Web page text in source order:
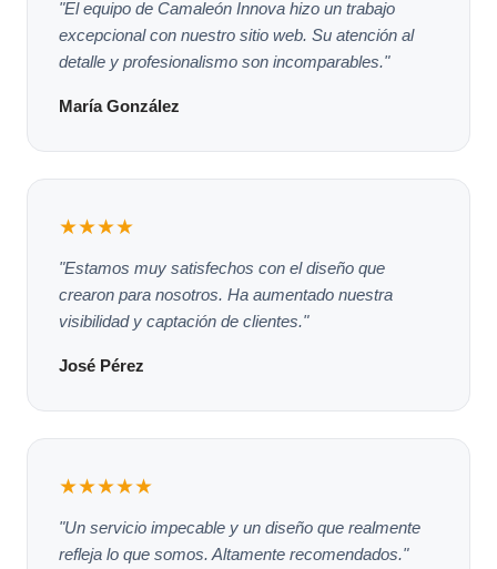
"El equipo de Camaleón Innova hizo un trabajo
excepcional con nuestro sitio web. Su atención al
detalle y profesionalismo son incomparables."
María González
★★★★
"Estamos muy satisfechos con el diseño que
crearon para nosotros. Ha aumentado nuestra
visibilidad y captación de clientes."
José Pérez
★★★★★
"Un servicio impecable y un diseño que realmente
refleja lo que somos. Altamente recomendados."